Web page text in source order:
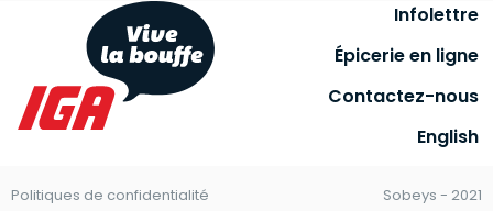
Infolettre
Épicerie en ligne
Contactez-nous
English
Sobeys - 2021
Politiques de confidentialité